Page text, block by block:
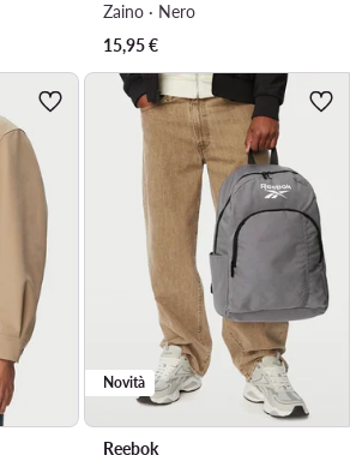
Zaino · Nero
15,95€
Novità
Reebok